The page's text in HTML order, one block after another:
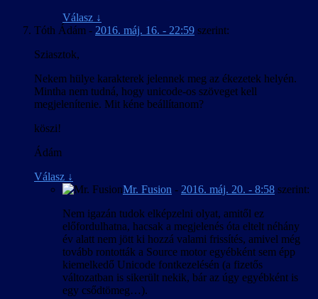
Válasz ↓
Tóth Ádám - 2016. máj. 16. - 22:59 szerint:
Sziasztok,
Nekem hülye karakterek jelennek meg az ékezetek helyén.
Mintha nem tudná, hogy unicode-os szöveget kell
megjelenítenie. Mit kéne beállítanom?
köszi!
Ádám
Válasz ↓
Mr. Fusion - 2016. máj. 20. - 8:58 szerint:
Nem igazán tudok elképzelni olyat, amitől ez
előfordulhatna, hacsak a megjelenés óta eltelt néhány
év alatt nem jött ki hozzá valami frissítés, amivel még
tovább rontották a Source motor egyébként sem épp
kiemelkedő Unicode fontkezelésén (a fizetős
változatban is sikerült nekik, bár az úgy egyébként is
egy csődtömeg…).